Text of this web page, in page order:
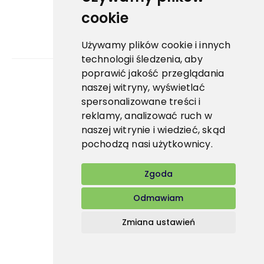
cookie
Używamy plików cookie i innych
technologii śledzenia, aby
poprawić jakość przeglądania
naszej witryny, wyświetlać
spersonalizowane treści i
reklamy, analizować ruch w
naszej witrynie i wiedzieć, skąd
pochodzą nasi użytkownicy.
Zgoda
Odmawiam
Zmiana ustawień
Bidfood Czech Republic s.r.o.